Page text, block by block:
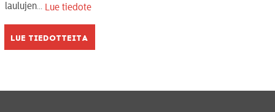
laulujen... Lue tiedote
Lue tiedotteita